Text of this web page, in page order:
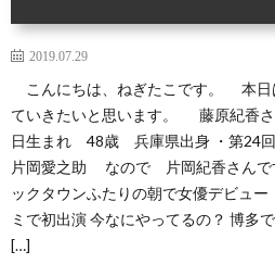
2019.07.29
こんにちは、ねぎたこです。 本日
ていきたいと思います。 藤原紀香
日生まれ 48歳 兵庫県出身 ・第24回
片岡愛之助 なので 片岡紀香さん
ックタウンふたりの朝で女優デビュ
ミで初出演 今なにやってるの？ 博多
[…]